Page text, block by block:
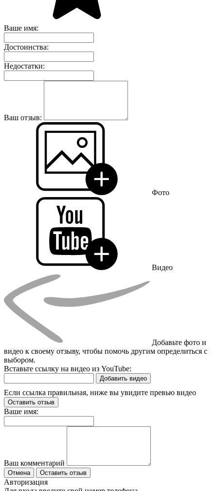
Ваше имя:
Достоинства:
Недостатки:
Ваш отзыв:
Фото
Видео
Добавьте фото и
видео к своему отзыву, чтобы помочь другим определиться с
выбором.
Вставьте ссылку на видео из YouTube:
Добавить видео
Если ссылка правильная, ниже вы увидите превью видео
Оставить отзыв
Ваше имя:
Ваш комментарий
Отмена Оставить отзыв
Авторизация